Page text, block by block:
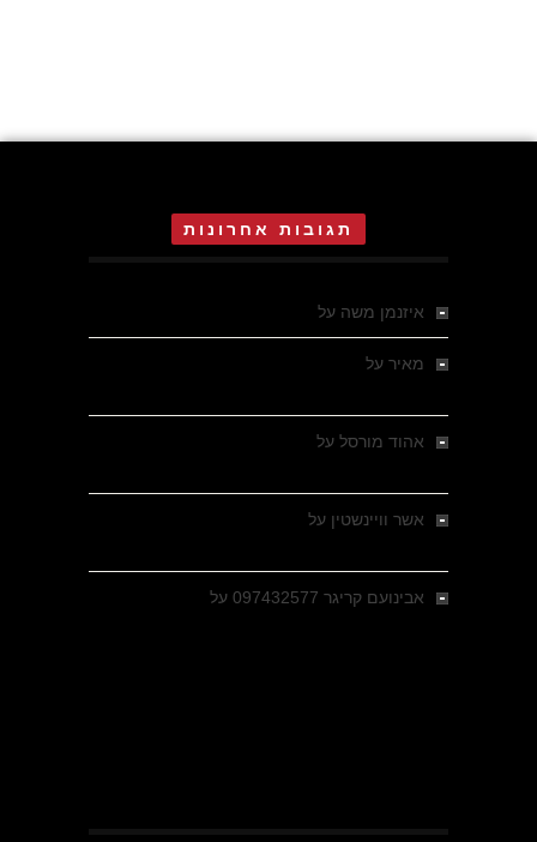
תגובות אחרונות
איזנמן משה על
מאיר על
אהוד מורסל על
אשר וויינשטין על
אבינועם קריגר 097432577 על